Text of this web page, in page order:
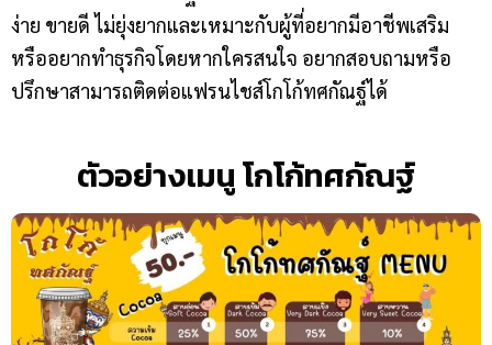
ง่าย ขายดี ไม่ยุ่งยากและเหมาะกับผู้ที่อยากมีอาชีพเสริม
หรืออยากทำธุรกิจโดยหากใครสนใจ อยากสอบถามหรือ
ปรึกษาสามารถติดต่อแฟรนไชส์โกโก้ทศกัณฐ์ได้
ตัวอย่างเมนู โกโก้ทศกัณฐ์